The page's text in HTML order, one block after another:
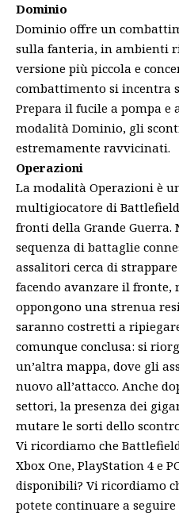
Dominio
Dominio offre un
sulla fanteria, in ambienti
versione più piccola e
combattimento si incentra
Prepara il fucile a pompa e
modalità Dominio, gli
estremamente ravvicinati.
Operazioni
La modalità Operazioni è
multigiocatore di
fronti della Grande Guerra.
sequenza di battaglie
assalitori cerca di
facendo avanzare il fronte,
oppongono una strenua
saranno costretti a
comunque conclusa: si
un’altra mappa, dove gli
nuovo all’attacco. Anche
settori, la presenza dei
mutare le sorti dello
Vi ricordiamo che
Xbox One, PlayStation 4 e
disponibili? Vi ricordiamo
potete continuare a seguire